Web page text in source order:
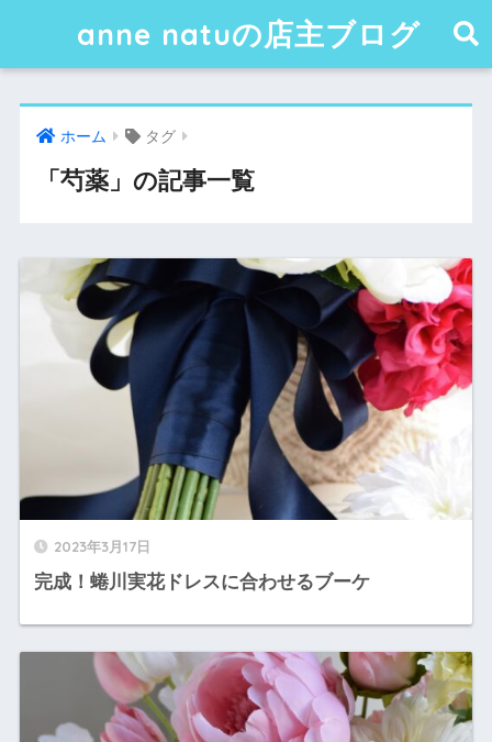
anne natuの店主ブログ
ホーム タグ
「芍薬」の記事一覧
2023年3月17日
完成！蜷川実花ドレスに合わせるブーケ